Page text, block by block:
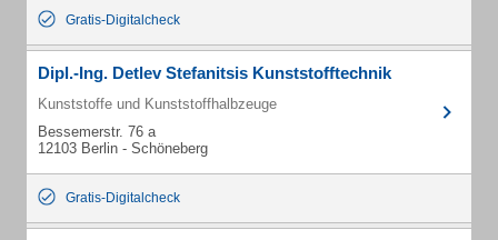
Gratis-Digitalcheck
Dipl.-Ing. Detlev Stefanitsis Kunststofftechnik
Kunststoffe und Kunststoffhalbzeuge
Bessemerstr. 76 a
12103 Berlin - Schöneberg
Gratis-Digitalcheck